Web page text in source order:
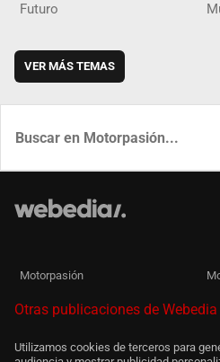
Futuro
VER MÁS TEMAS
Motorpasión
Otras publicaciones de Webedia
Utilizamos cookies de terceros para